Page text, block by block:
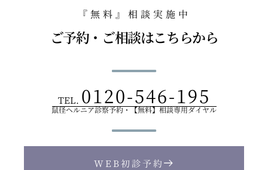
『無料』相談実施中
ご予約・ご相談はこちらから
TEL. 0120-546-195
鼠径ヘルニア診察予約・【無料】相談専用ダイヤル
WEB初診予約